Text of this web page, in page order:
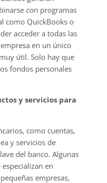
con programas
como QuickBooks o
acceder a todas las
en un único
útil. Solo hay que
fondos personales
y servicios para
como cuentas,
y servicios de
del banco. Algunas
en
empresas,